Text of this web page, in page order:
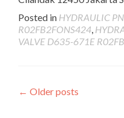
Posted in HYDRAULIC
R02FB2FONS424,
VALVE D635-671E
Posts
← Older posts